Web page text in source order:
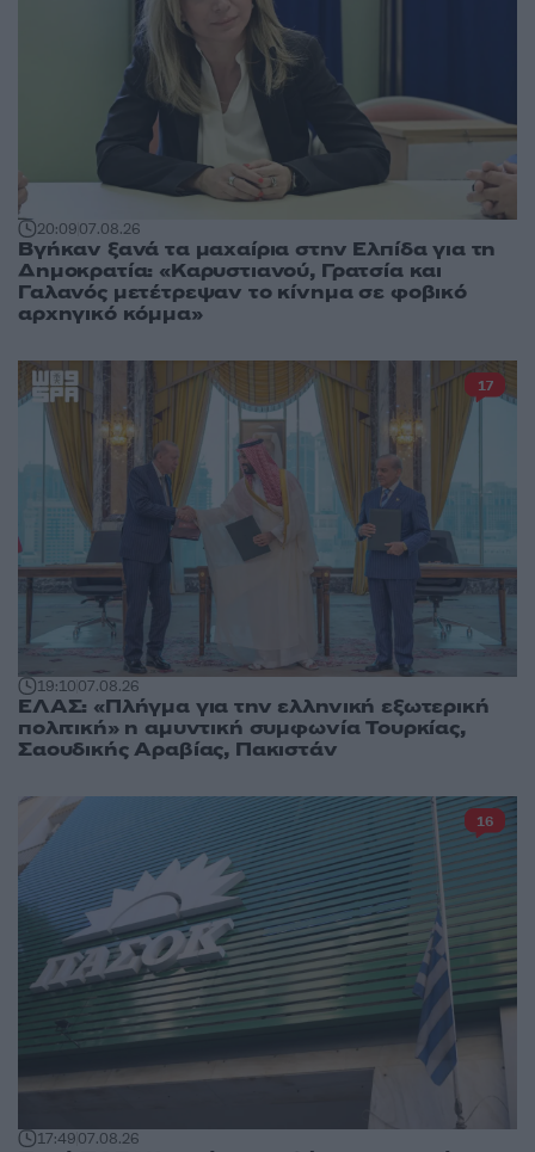
20:0907.08.26
Βγήκαν ξανά τα μαχαίρια στην Ελπίδα για τη
Δημοκρατία: «Καρυστιανού, Γρατσία και
Γαλανός μετέτρεψαν το κίνημα σε φοβικό
αρχηγικό κόμμα»
19:1007.08.26
ΕΛΑΣ: «Πλήγμα για την ελληνική εξωτερική
πολιτική» η αμυντική συμφωνία Τουρκίας,
Σαουδικής Αραβίας, Πακιστάν
17
17:4907.08.26
16